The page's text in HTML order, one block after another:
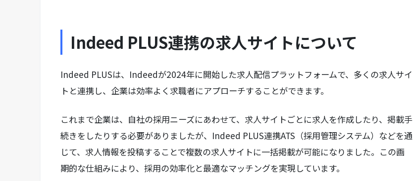
Indeed PLUS連携の求人サイトについて
Indeed PLUSは、Indeedが2024年に開始した求人配信プラットフォームで、多くの求人サイ
トと連携し、企業は効率よく求職者にアプローチすることができます。
これまで企業は、自社の採用ニーズにあわせて、求人サイトごとに求人を作成したり、掲載手
続きをしたりする必要がありましたが、Indeed PLUS連携ATS（採用管理システム）などを通
じて、求人情報を投稿することで複数の求人サイトに一括掲載が可能になりました。この画
期的な仕組みにより、採用の効率化と最適なマッチングを実現しています。